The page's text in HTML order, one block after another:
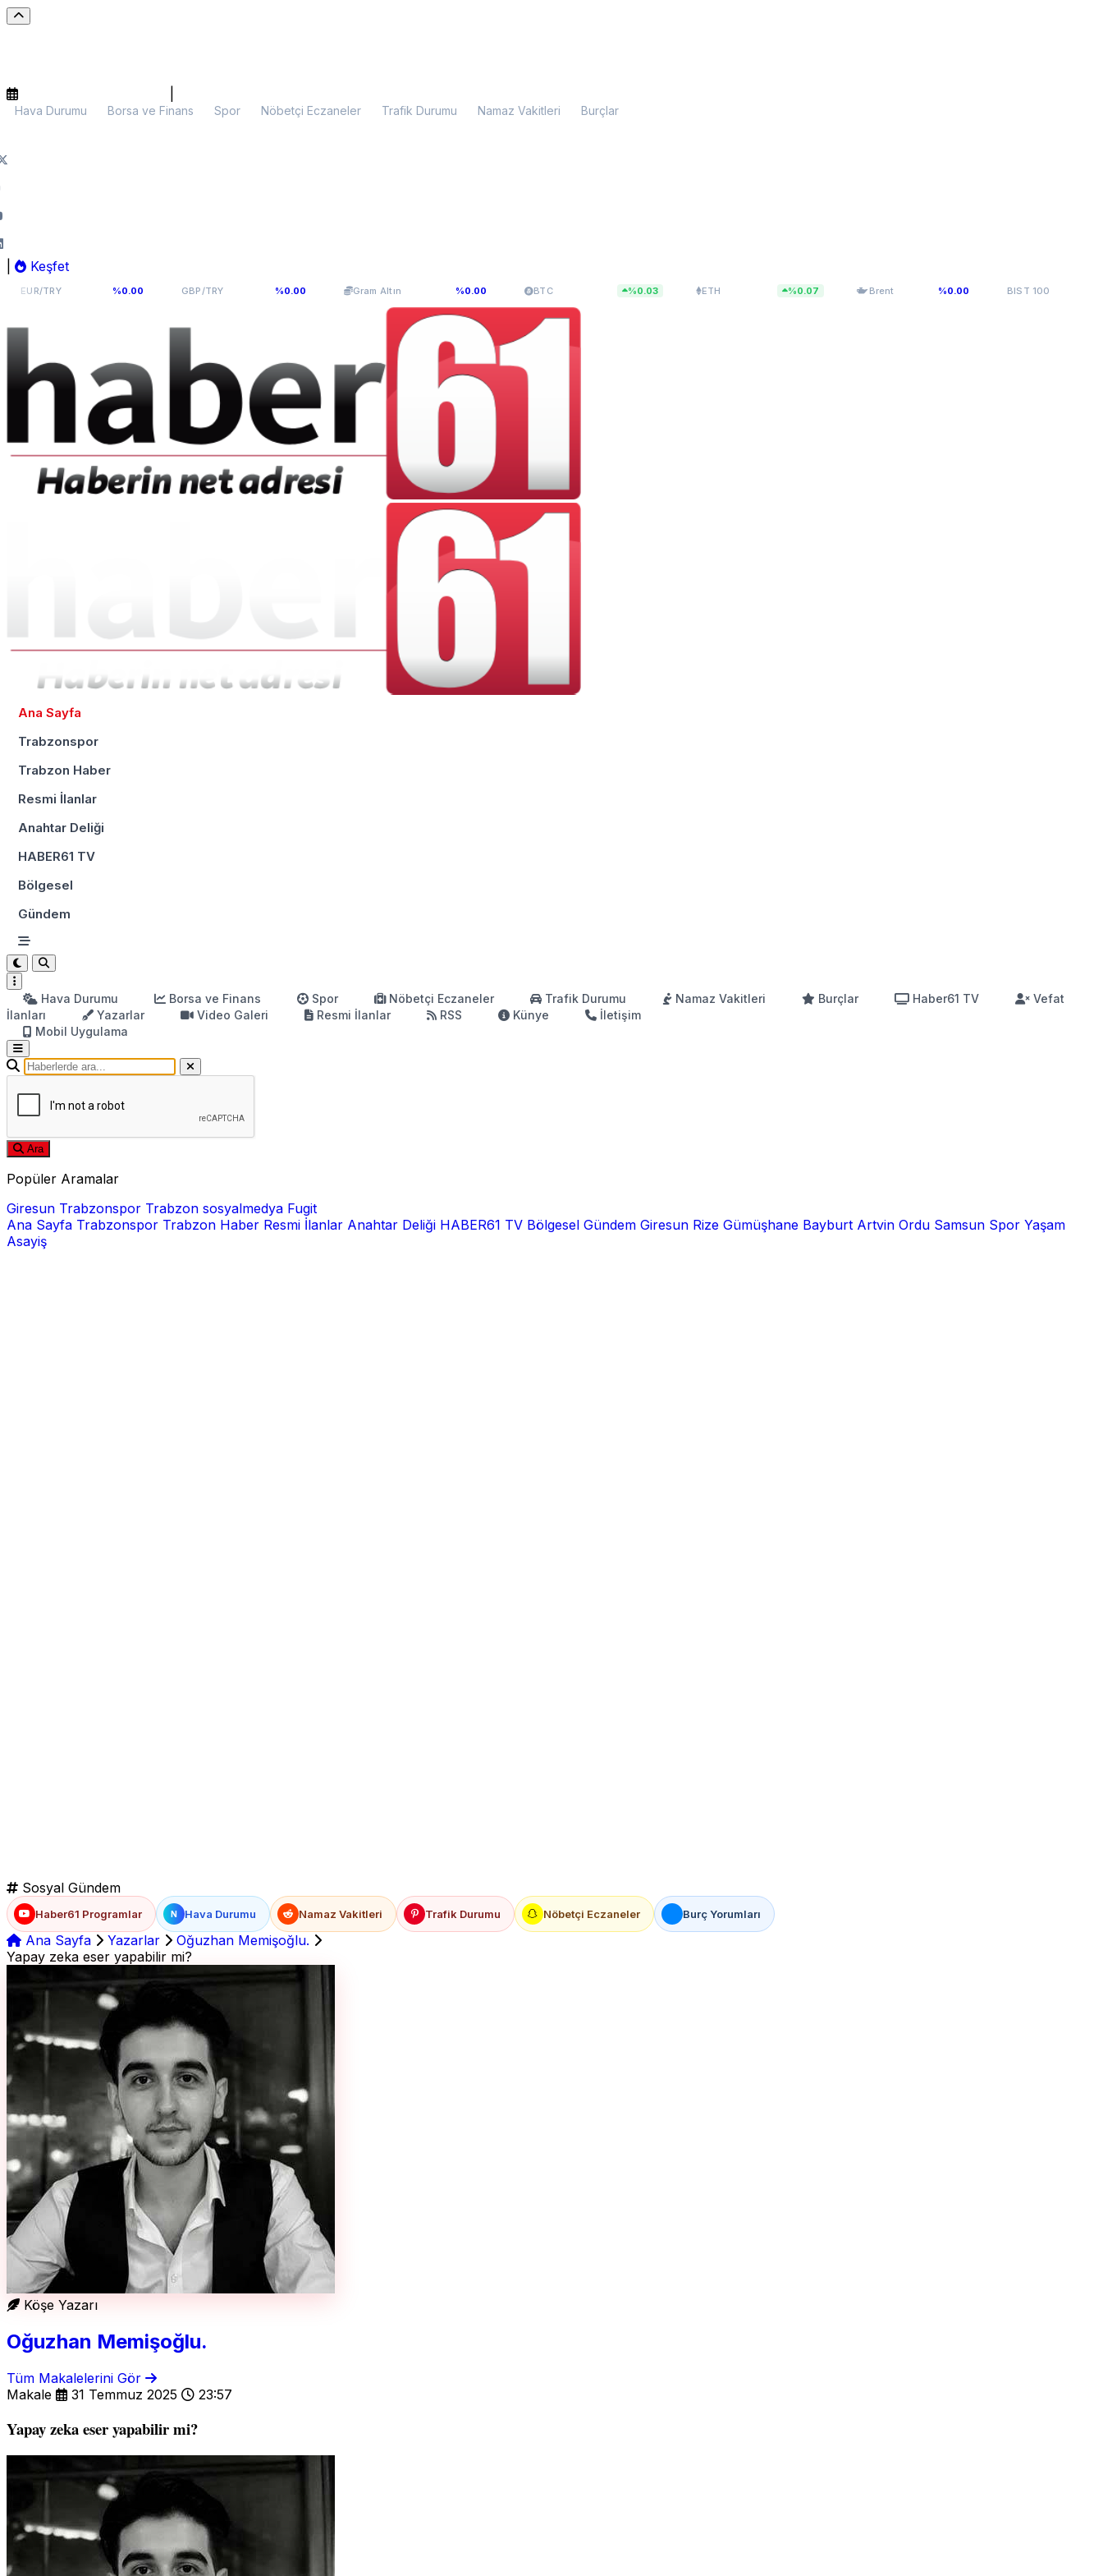
Hava Durumu Borsa ve Finans Spor Nöbetçi Eczaneler Trafik Durumu Namaz Vakitleri Burçlar
Keşfet
55,1141 %0.00 GBP/TRY 64,2936 %0.00 Gram Altın6.107,34 BTC $64.801,64 ETH $1.916,72 Brent $83,55 %0.00 BIST 100 13.779,40
Ana Sayfa
Trabzonspor
Trabzon Haber
Resmi İlanlar
Anahtar Deliği
HABER61 TV
Bölgesel
Gündem
Hava Durumu Borsa ve Finans Spor Nöbetçi Eczaneler Trafik Durumu Namaz Vakitleri Burçlar Haber61 TV
Vefat
İlanları
Yazarlar Video Galeri Resmi İlanlar RSS Künye
İletişim
Mobil Uygulama
Ara
Popüler Aramalar
Giresun Trabzonspor Trabzon sosyalmedya Fugit
Ana Sayfa Trabzonspor Trabzon Haber Resmi İlanlar Anahtar Deliği HABER61 TV Bölgesel Gündem Giresun Rize Gümüşhane Bayburt Artvin Ordu Samsun Spor Yaşam
Asayiş
Sosyal Gündem
Haber61 Programlar N Hava Durumu Namaz Vakitleri Trafik Durumu Nöbetçi Eczaneler Burç Yorumları
Ana Sayfa Yazarlar
Oğuzhan Memişoğlu.
Yapay zeka eser yapabilir mi?
Köşe Yazarı
Oğuzhan Memişoğlu.
Tüm Makalelerini Gör
Makale
31 Temmuz 2025 23:57
Yapay zeka eser yapabilir mi?